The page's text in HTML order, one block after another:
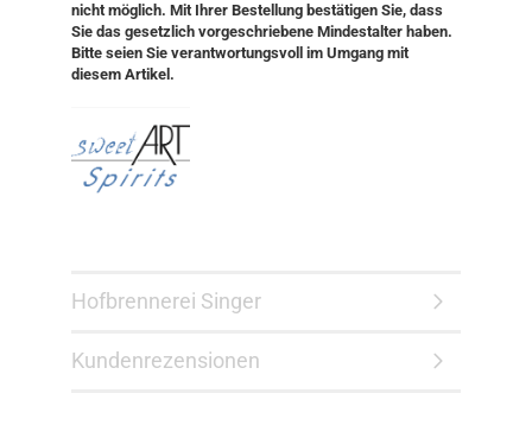
nicht möglich. Mit Ihrer Bestellung bestätigen Sie, dass
Sie das gesetzlich vorgeschriebene Mindestalter haben.
Bitte seien Sie verantwortungsvoll im Umgang mit
diesem Artikel.
Hofbrennerei Singer
Kundenrezensionen